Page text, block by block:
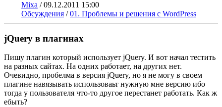
Mixa /09.12.2011 15:00
Обсуждения /01. Проблемы и решения с WordPress
jQuery в плагинах
Пишу плагин который использует jQuery. И вот начал тестить
на разных сайтах. На одних работает, на других нет.
Очевидно, пробелма в версия jQuery, но я не могу в своем
плагине навязывать использоваьт нужную мне версию ибо
тогда у пользователя что-то другое перестанет работать. Как ж
ебыть?